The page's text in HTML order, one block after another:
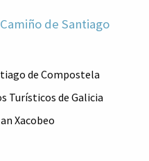
de Santiago
de Compostela
Turísticos de Galicia
Xacobeo